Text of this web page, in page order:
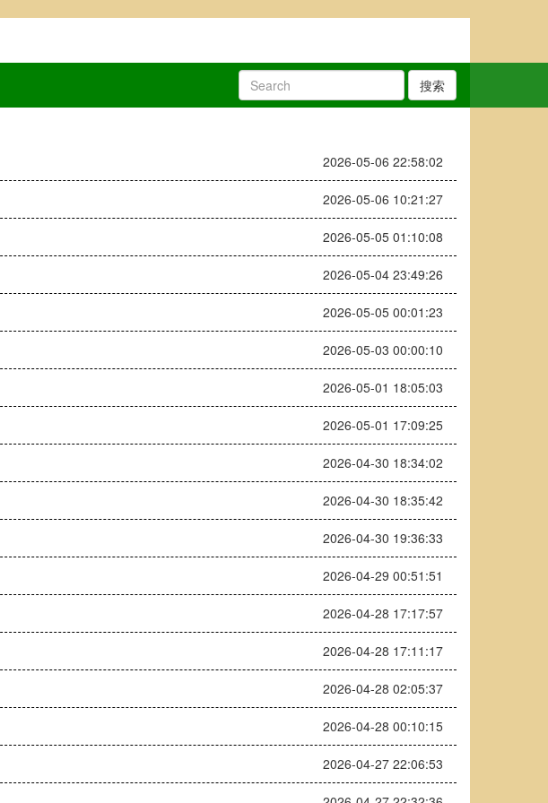
搜索
2026-05-06 22:58:02
2026-05-06 10:21:27
2026-05-05 01:10:08
2026-05-04 23:49:26
2026-05-05 00:01:23
2026-05-03 00:00:10
2026-05-01 18:05:03
2026-05-01 17:09:25
2026-04-30 18:34:02
2026-04-30 18:35:42
2026-04-30 19:36:33
2026-04-29 00:51:51
2026-04-28 17:17:57
2026-04-28 17:11:17
2026-04-28 02:05:37
2026-04-28 00:10:15
2026-04-27 22:06:53